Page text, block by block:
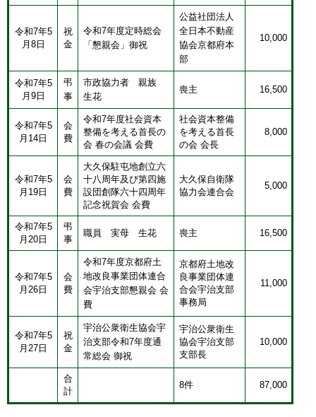
令和7年5
月8日
祝
金
令和7年度定時総会
「懇親会」御祝
公益社団法人
全日本不動産
協会京都府本
部
10,000
令和7年5
月9日
弔
事
市政協力者 親族
生花
喪主 16,500
令和7年5
月14日
会
費
令和7年度社会資本
整備を考える首長の
会 春の会議 会費
社会資本整備
を考える首長
の会 会長
8,000
令和7年5
月19日
会
費
大久保駐屯地創立六
十八周年及び第四施
設団創隊六十四周年
記念祝賀会 会費
大久保自衛隊
協力会連合会
5,000
令和7年5
月20日
弔
事
職員 実母 生花 喪主 16,500
令和7年5
月26日
会
費
令和7年度京都府土
地改良事業団体連合
会宇治支部懇親会 会
費
京都府土地改
良事業団体連
合会宇治支部
事務局
11,000
令和7年5
月27日
祝
金
宇治公衆衛生協会宇
治支部令和7年度通
常総会 御祝
宇治公衆衛生
協会宇治支部
支部長
10,000
合
計
8件 87,000